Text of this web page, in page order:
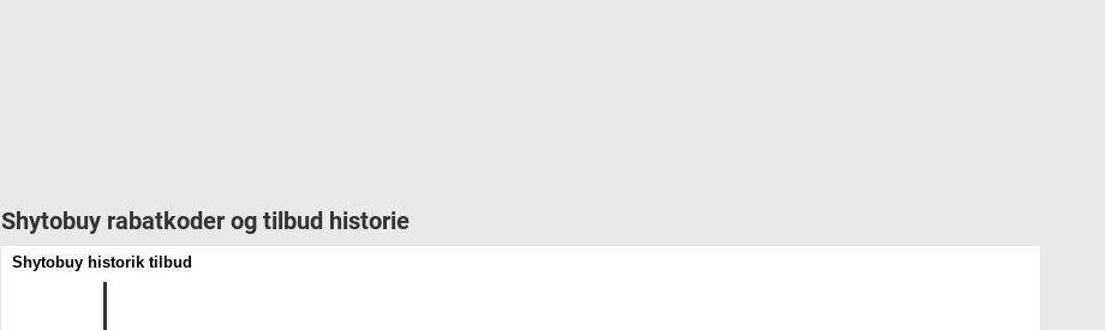
Shytobuy rabatkoder og tilbud historie
Shytobuy historik tilbud